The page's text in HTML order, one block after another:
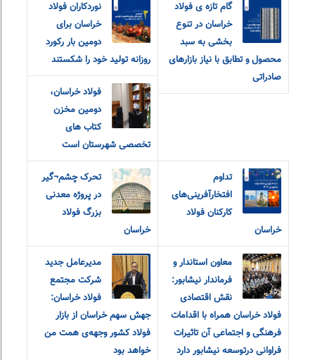
گام تازه ی فولاد
خراسان در تنوع
بخشی به سبد
محصول و تطابق با نیاز بازارهای
صادراتی
نوردکاران فولاد
خراسان برای
دومین بار رکورد
روزانه تولید خود را شکستند
فولاد خراسان،
دومین مخزن
کتاب های
تخصصی شهرستان است
تداوم
افتخارآفرینی‌های
کارکنان فولاد
خراسان
تحرک چشم¬گیر
در پروژه معدنی
بزرگ فولاد
خراسان
معاون استاندار و
فرماندار نیشابور:
نقش اقتصادی
فولاد خراسان همراه با اقدامات
فرهنگی و اجتماعی آن تاثیرات
فراوانی درتوسعه نیشابور دارد
مدیرعامل جدید
شرکت مجتمع
فولاد خراسان:
جهش سهم خراسان از بازار
فولاد کشور وجهه‌ی همت من
خواهد بود